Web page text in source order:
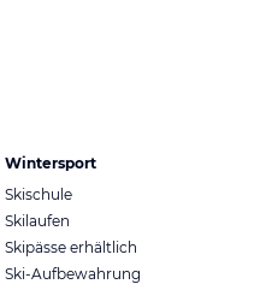
Wintersport
Skischule
Skilaufen
Skipässe erhältlich
Ski-Aufbewahrung